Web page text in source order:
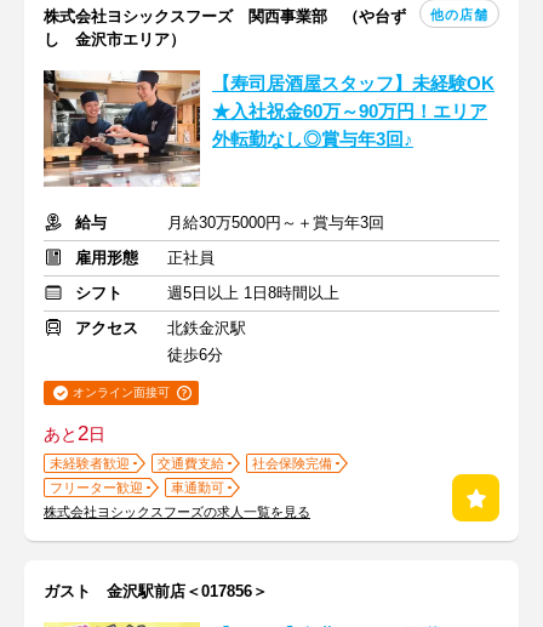
株式会社ヨシックスフーズ 関西事業部 （や台ず
し 金沢市エリア）
他の店舗
【寿司居酒屋スタッフ】未経験OK
★入社祝金60万～90万円！エリア
外転勤なし◎賞与年3回♪
給与
月給30万5000円～＋賞与年3回
雇用形態
正社員
シフト
週5日以上 1日8時間以上
アクセス
北鉄金沢駅
徒歩6分
オンライン面接可
あと2日
未経験者歓迎 交通費支給
社会保険完備
フリーター歓迎
車通勤可
株式会社ヨシックスフーズの求人一覧を見る
ガスト 金沢駅前店＜017856＞